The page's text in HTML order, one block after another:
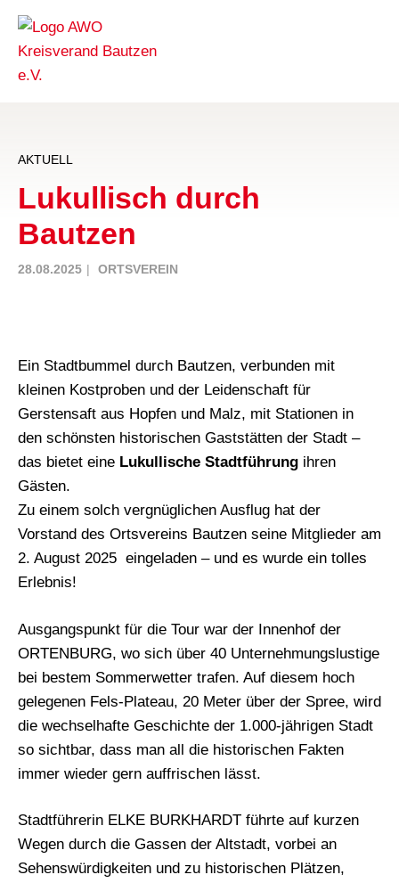
AKTUELL
Lukullisch durch
Bautzen
28.08.2025 ORTSVEREIN
Ein Stadtbummel durch Bautzen, verbunden mit
kleinen Kostproben und der Leidenschaft für
Gerstensaft aus Hopfen und Malz, mit Stationen in
den schönsten historischen Gaststätten der Stadt –
das bietet eine Lukullische Stadtführung ihren
Gästen.
Zu einem solch vergnüglichen Ausflug hat der
Vorstand des Ortsvereins Bautzen seine Mitglieder am
2. August 2025 eingeladen – und es wurde ein tolles
Erlebnis!
Ausgangspunkt für die Tour war der Innenhof der
ORTENBURG, wo sich über 40 Unternehmungslustige
bei bestem Sommerwetter trafen. Auf diesem hoch
gelegenen Fels-Plateau, 20 Meter über der Spree, wird
die wechselhafte Geschichte der 1.000-jährigen Stadt
so sichtbar, dass man all die historischen Fakten
immer wieder gern auffrischen lässt.
Stadtführerin ELKE BURKHARDT führte auf kurzen
Wegen durch die Gassen der Altstadt, vorbei an
Sehenswürdigkeiten und zu historischen Plätzen,